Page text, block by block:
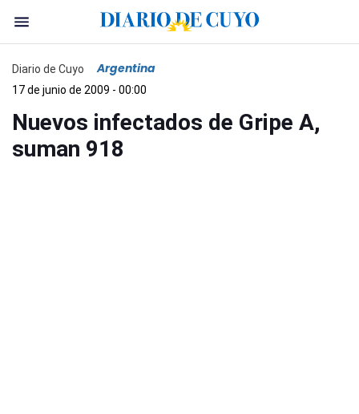
Diario de Cuyo Argentina
17 de junio de 2009 - 00:00
Nuevos infectados de Gripe A,
suman 918